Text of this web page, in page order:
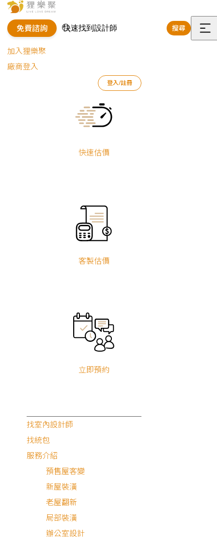
免費諮詢 搜尋
選
加入狸樂聚
廠商登入
登入/註冊
快速估價
客製估價
立即預約
找室內設計師
找統包
服務介紹
預售屋客變
新屋裝潢
老屋翻新
局部裝潢
辦公室設計
客戶回饋